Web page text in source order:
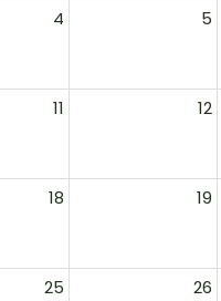
4 5
11 12
18 19
25 26